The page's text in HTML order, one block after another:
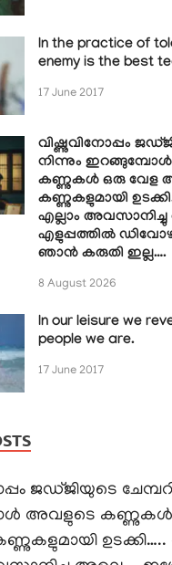
In the practice of
enemy is the best
17 June 2017
വിഷ്ണുവിനോപ്പം
നിന്നും
കണ്ണുകൾ ഒരു വേള
കണ്ണുകളുമായി
എല്ലാം അവസാനിച്ചു
എളുപ്പത്തിൽ
ഞാൻ കരുതി ഇല്ല….
8 August 2026
In our leisure we
people we are.
17 June 2017
ജഡ്ജിയുടെ
അവളുടെ കണ്ണുകൾ